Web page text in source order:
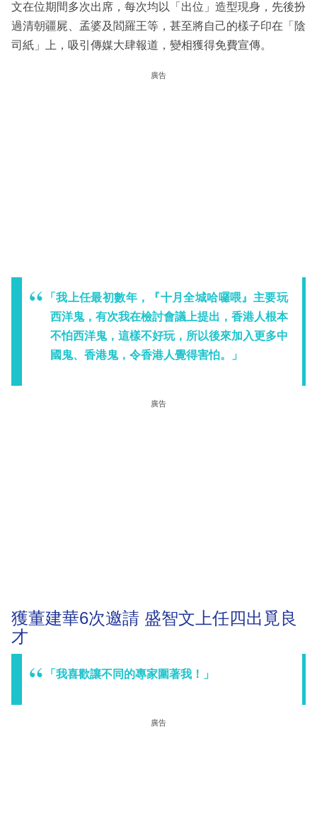
文在位期間多次出席，每次均以「出位」造型現身，先後扮
過清朝疆屍、孟婆及閻羅王等，甚至將自己的樣子印在「陰
司紙」上，吸引傳媒大肆報道，變相獲得免費宣傳。
廣告
「我上任最初數年，『十月全城哈囉喂』主要玩
西洋鬼，有次我在檢討會議上提出，香港人根本
不怕西洋鬼，這樣不好玩，所以後來加入更多中
國鬼、香港鬼，令香港人覺得害怕。」
廣告
獲董建華6次邀請 盛智文上任四出覓良
才
「我喜歡讓不同的專家圍著我！」
廣告